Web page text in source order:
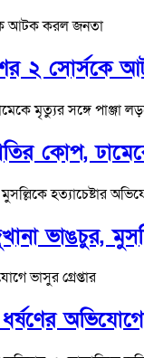
২ সোর্সকে
কোপ,
ভাঙচুর,